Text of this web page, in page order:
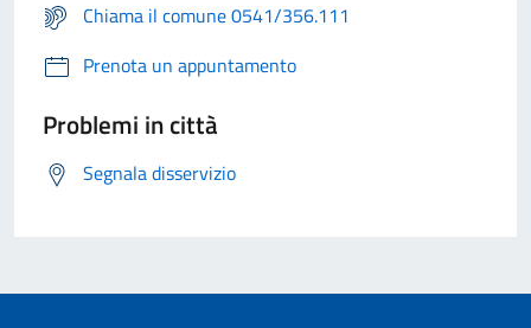
Chiama il comune 0541/356.111
Prenota un appuntamento
Problemi in città
Segnala disservizio